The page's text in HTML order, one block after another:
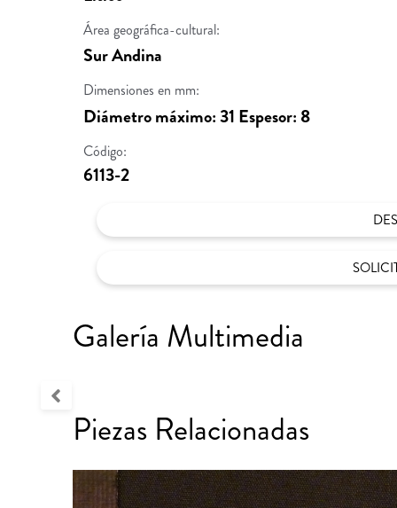
Área geográfica-cultural:
Sur Andina
Dimensiones en mm:
Diámetro máximo: 31 Espesor: 8
Código:
6113-2
Galería Multimedia
Piezas Relacionadas